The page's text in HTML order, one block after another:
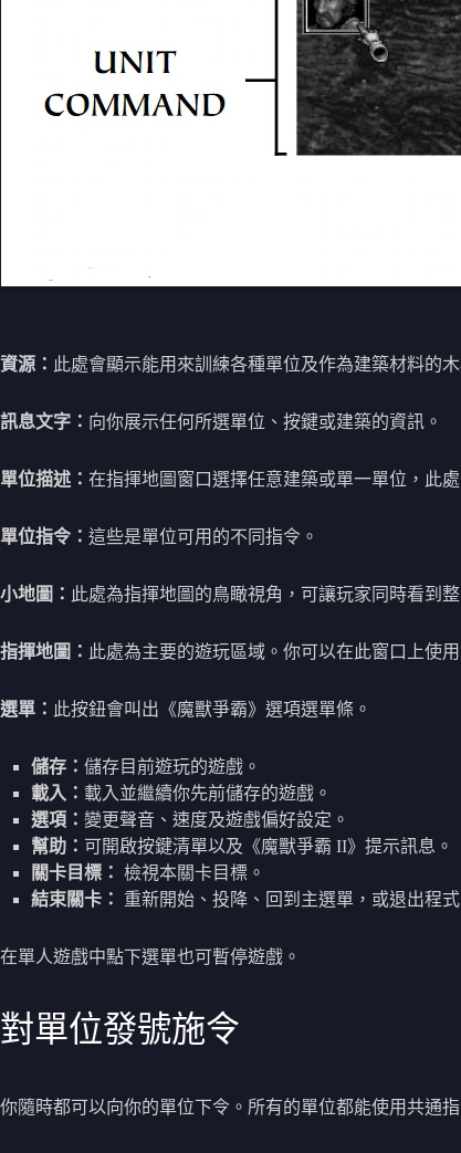
資源： 此處會顯示能用來訓練各種單位及作為建築材料的
訊息文字： 向你展示任何所選單位、按鍵或建築的資訊。
單位描述： 在指揮地圖窗口選擇任意建築或單一單位，此
單位指令： 這些是單位可用的不同指令。
小地圖： 此處為指揮地圖的鳥瞰視角，可讓玩家同時看到
指揮地圖： 此處為主要的遊玩區域。你可以在此窗口上使
選單： 此按鈕會叫出《魔獸爭霸》選項選單條。
儲存： 儲存目前遊玩的遊戲。
載入： 載入並繼續你先前儲存的遊戲。
選項： 變更聲音、速度及遊戲偏好設定。
幫助： 可開啟按鍵清單以及《魔獸爭霸 II》提示訊息。
關卡目標： 檢視本關卡目標。
結束關卡：
重新開始、投降、回到主選單，或退出程式
在單人遊戲中點下選單也可暫停遊戲。
對單位發號施令
你隨時都可以向你的單位下令。所有的單位都能使用共通